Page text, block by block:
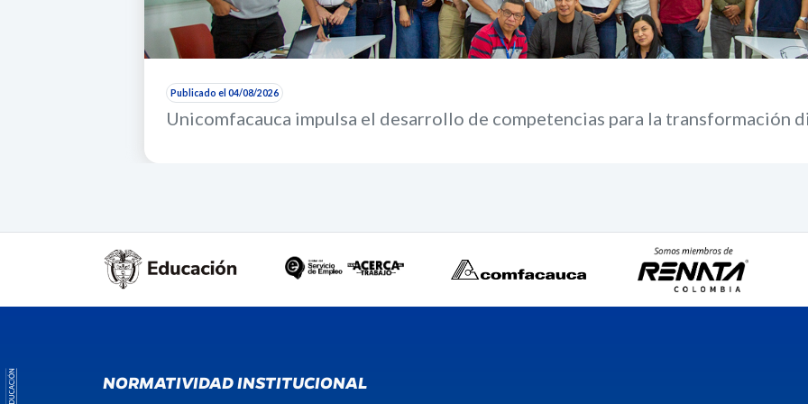
Publicado el 04/08/2026
Unicomfacauca impulsa el desarrollo de competencias para la transformación
NORMATIVIDAD INSTITUCIONAL